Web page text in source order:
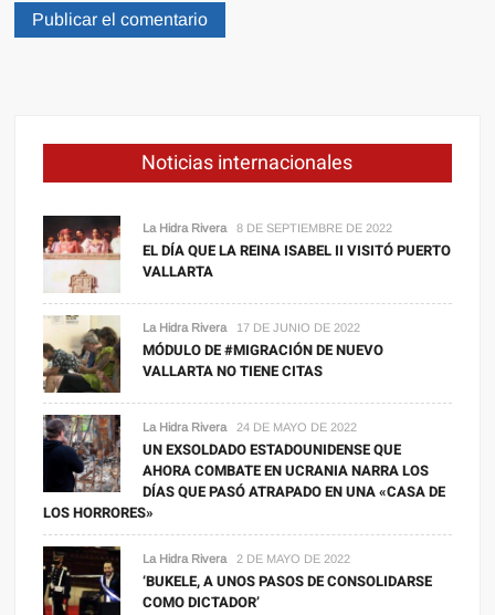
Noticias internacionales
La Hidra Rivera 8 DE SEPTIEMBRE DE 2022
EL DÍA QUE LA REINA ISABEL II VISITÓ PUERTO
VALLARTA
La Hidra Rivera 17 DE JUNIO DE 2022
MÓDULO DE #MIGRACIÓN DE NUEVO
VALLARTA NO TIENE CITAS
La Hidra Rivera 24 DE MAYO DE 2022
UN EXSOLDADO ESTADOUNIDENSE QUE
AHORA COMBATE EN UCRANIA NARRA LOS
DÍAS QUE PASÓ ATRAPADO EN UNA «CASA DE
LOS HORRORES»
La Hidra Rivera 2 DE MAYO DE 2022
‘BUKELE, A UNOS PASOS DE CONSOLIDARSE
COMO DICTADOR’